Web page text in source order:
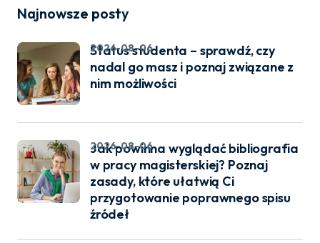
Najnowsze posty
Status studenta – sprawdź, czy
nadal go masz i poznaj związane z
nim możliwości
2026-08-06
Jak powinna wyglądać bibliografia
w pracy magisterskiej? Poznaj
zasady, które ułatwią Ci
przygotowanie poprawnego spisu
źródeł
2026-08-06